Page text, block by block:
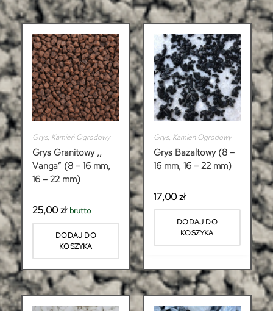
Grys, Kamień Ogrodowy
Grys Granitowy ,,
Vanga” (8 – 16 mm,
16 – 22 mm)
25,00zł brutto
DODAJ DO
KOSZYKA
Grys, Kamień Ogrodowy
Grys Bazaltowy (8 –
16 mm, 16 – 22 mm)
17,00zł
DODAJ DO
KOSZYKA